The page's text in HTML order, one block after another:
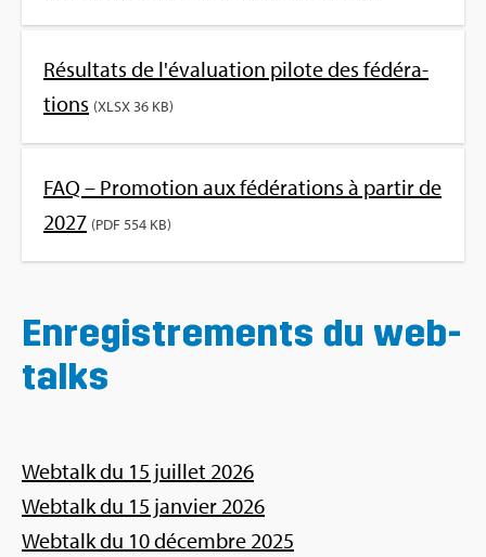
Résul­tats de l'éva­lua­tion pilote des fédé­ra­
tions (XLSX 36 KB)
FAQ – Pro­mo­tion aux fédé­ra­tions à par­tir de
2027 (PDF 554 KB)
Enre­gis­tre­ments du web­
talks
Web­talk du 15 juillet 2026
Web­talk du 15 jan­vier 2026
Web­talk du 10 décembre 2025